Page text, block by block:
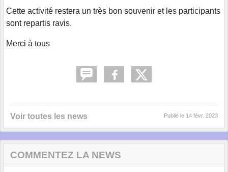
Cette activité restera un très bon souvenir et les participants
sont repartis ravis.
Merci à tous
Voir toutes les news Publié le 14 févr. 2023
COMMENTEZ LA NEWS